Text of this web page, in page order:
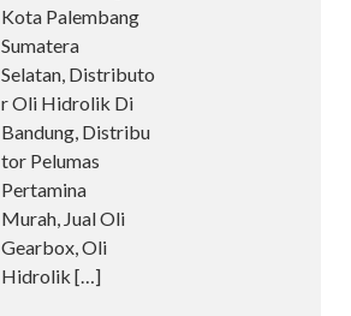
Kota Palembang
Sumatera
Selatan, Distributo
r Oli Hidrolik Di
Bandung, Distribu
tor Pelumas
Pertamina
Murah, Jual Oli
Gearbox, Oli
Hidrolik […]